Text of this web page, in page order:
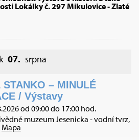
Lokálky č. 297 Mikulovice - Zlaté
07. srpna
STANKO – MINULÉ
/ Výstavy
od 09:00 do 17:00 hod.
muzeum Jesenicka - vodní tvrz,
Mapa